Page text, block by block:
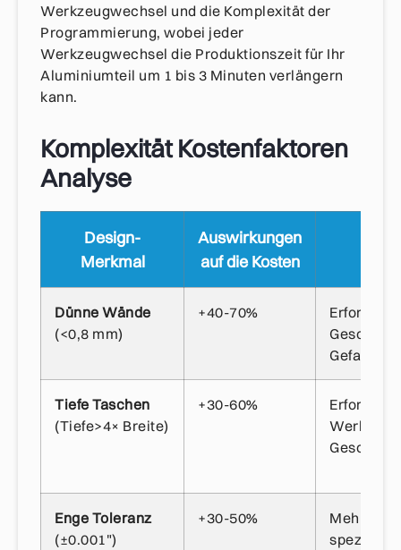
Werkzeugwechsel und die Komplexität der
Programmierung, wobei jeder
Werkzeugwechsel die Produktionszeit für Ihr
Aluminiumteil um 1 bis 3 Minuten verlängern
kann.
Komplexität Kostenfaktoren
Analyse
Design-
Merkmal
Auswirkungen
auf die Kosten
Dünne Wände
(<0,8 mm)
+40-70%
Erfordert
Gefahr
Tiefe Taschen
(Tiefe>4× Breite)
+30-60%
Erfordert
Enge Toleranz
(±0.001")
+30-50%
Mehrere